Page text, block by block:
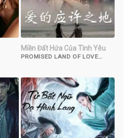
Miền Đất Hứa Của Tình Yêu
PROMISED LAND OF LOVE